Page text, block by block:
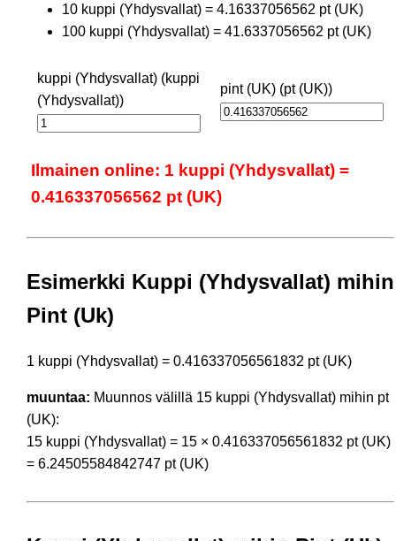
10 kuppi (Yhdysvallat) = 4.16337056562 pt (UK)
100 kuppi (Yhdysvallat) = 41.6337056562 pt (UK)
kuppi (Yhdysvallat) (kuppi
(Yhdysvallat))
pint (UK) (pt (UK))
Ilmainen online: 1 kuppi (Yhdysvallat) =
0.416337056562 pt (UK)
Esimerkki Kuppi (Yhdysvallat) mihin
Pint (Uk)
1 kuppi (Yhdysvallat) = 0.416337056561832 pt (UK)
muuntaa: Muunnos välillä 15 kuppi (Yhdysvallat) mihin pt
(UK):
15 kuppi (Yhdysvallat) = 15 × 0.416337056561832 pt (UK)
= 6.24505584842747 pt (UK)